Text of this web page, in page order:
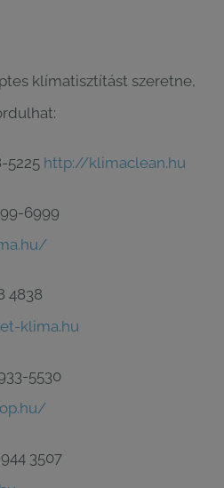
klímatisztítást szeretne,
5225 http://klimaclean.hu
6999
4838
klima.hu
5530
3507